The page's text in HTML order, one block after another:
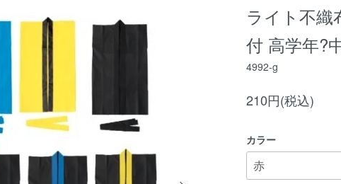
ライト不織
付 高学年?
4992-g
210円(税込)
カラー